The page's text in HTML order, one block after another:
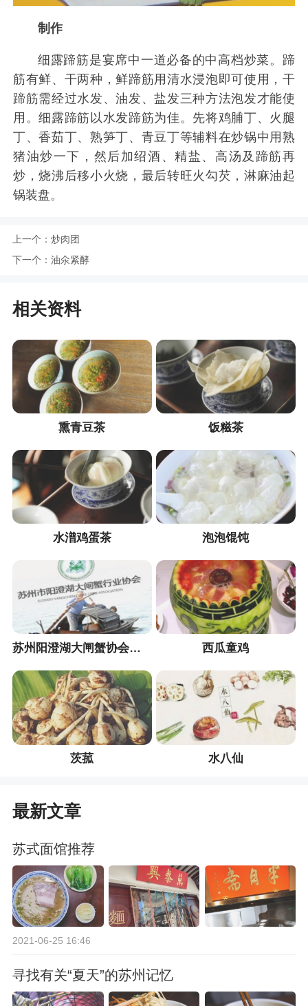
制作
细露蹄筋是宴席中一道必备的中高档炒菜。蹄
筋有鲜、干两种，鲜蹄筋用清水浸泡即可使用，干
蹄筋需经过水发、油发、盐发三种方法泡发才能使
用。细露蹄筋以水发蹄筋为佳。先将鸡脯丁、火腿
丁、香茹丁、熟笋丁、青豆丁等辅料在炒锅中用熟
猪油炒一下，然后加绍酒、精盐、高汤及蹄筋再
炒，烧沸后移小火烧，最后转旺火勾芡，淋麻油起
锅装盘。
上一个： 炒肉团
下一个： 油氽紧酵
相关资料
熏青豆茶 饭糍茶
水潽鸡蛋茶 泡泡馄饨
苏州阳澄湖大闸蟹协会官网 西瓜童鸡
茨菰 水八仙
最新文章
苏式面馆推荐
2021-06-25 16:46
寻找有关“夏天”的苏州记忆